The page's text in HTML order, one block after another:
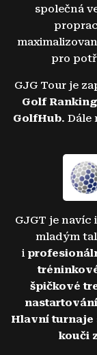
společná
pro
GJG Tour je
Golf
GolfHub. Dále
GJGT je
mladým
i
špičkové
Hlavní turnaje
kouči